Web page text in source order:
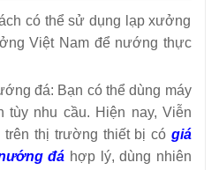
có thể sử dụng lạp xưởng
Việt Nam để nướng thực
đá: Bạn có thể dùng máy
tùy nhu cầu. Hiện nay, Viễn
thị trường thiết bị có giá
đá hợp lý, dùng nhiên